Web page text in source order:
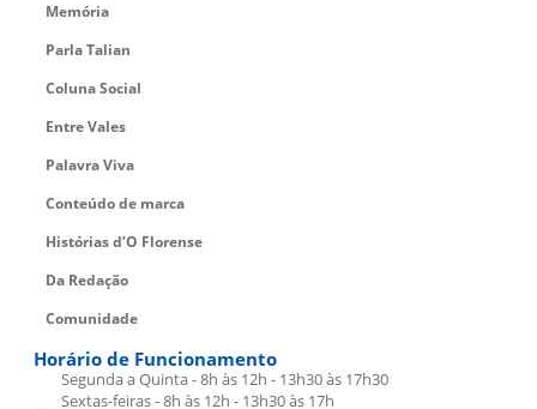
Memória
Parla Talian
Coluna Social
Entre Vales
Palavra Viva
Conteúdo de marca
Histórias d’O Florense
Da Redação
Comunidade
Horário de Funcionamento
Segunda a Quinta - 8h às 12h - 13h30 às 17h30
Sextas-feiras - 8h às 12h - 13h30 às 17h